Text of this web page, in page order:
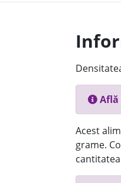
Află
Acest
grame.